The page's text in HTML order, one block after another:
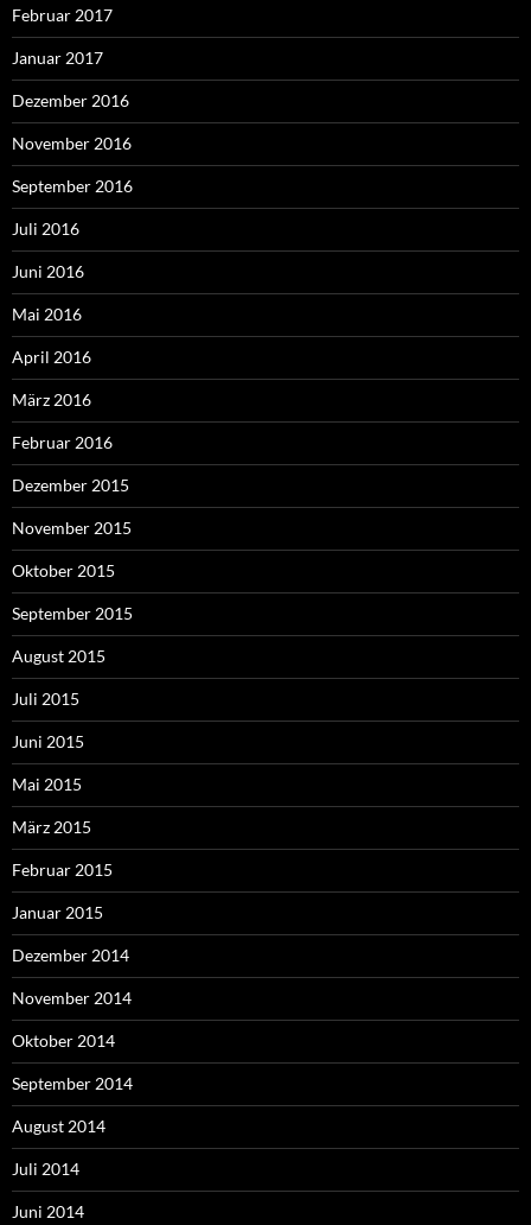
Februar 2017
Januar 2017
Dezember 2016
November 2016
September 2016
Juli 2016
Juni 2016
Mai 2016
April 2016
März 2016
Februar 2016
Dezember 2015
November 2015
Oktober 2015
September 2015
August 2015
Juli 2015
Juni 2015
Mai 2015
März 2015
Februar 2015
Januar 2015
Dezember 2014
November 2014
Oktober 2014
September 2014
August 2014
Juli 2014
Juni 2014